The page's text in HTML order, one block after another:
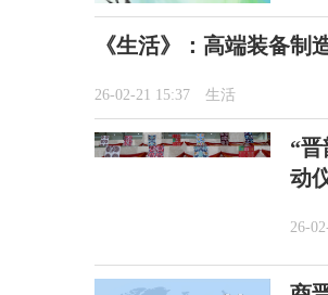
《生活》：高端装备制
26-02-21 15:37 生活
“
动
26-